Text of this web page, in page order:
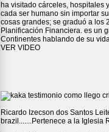
ha visitado cárceles, hospitales
cada ser humano sin importar
cosas grandes; se graduó a los
Planificación Financiera. es un
Continentes hablando de su
VER VIDEO
Ricardo Izecson dos Santos
brazil.......Pertenece a la Iglesia